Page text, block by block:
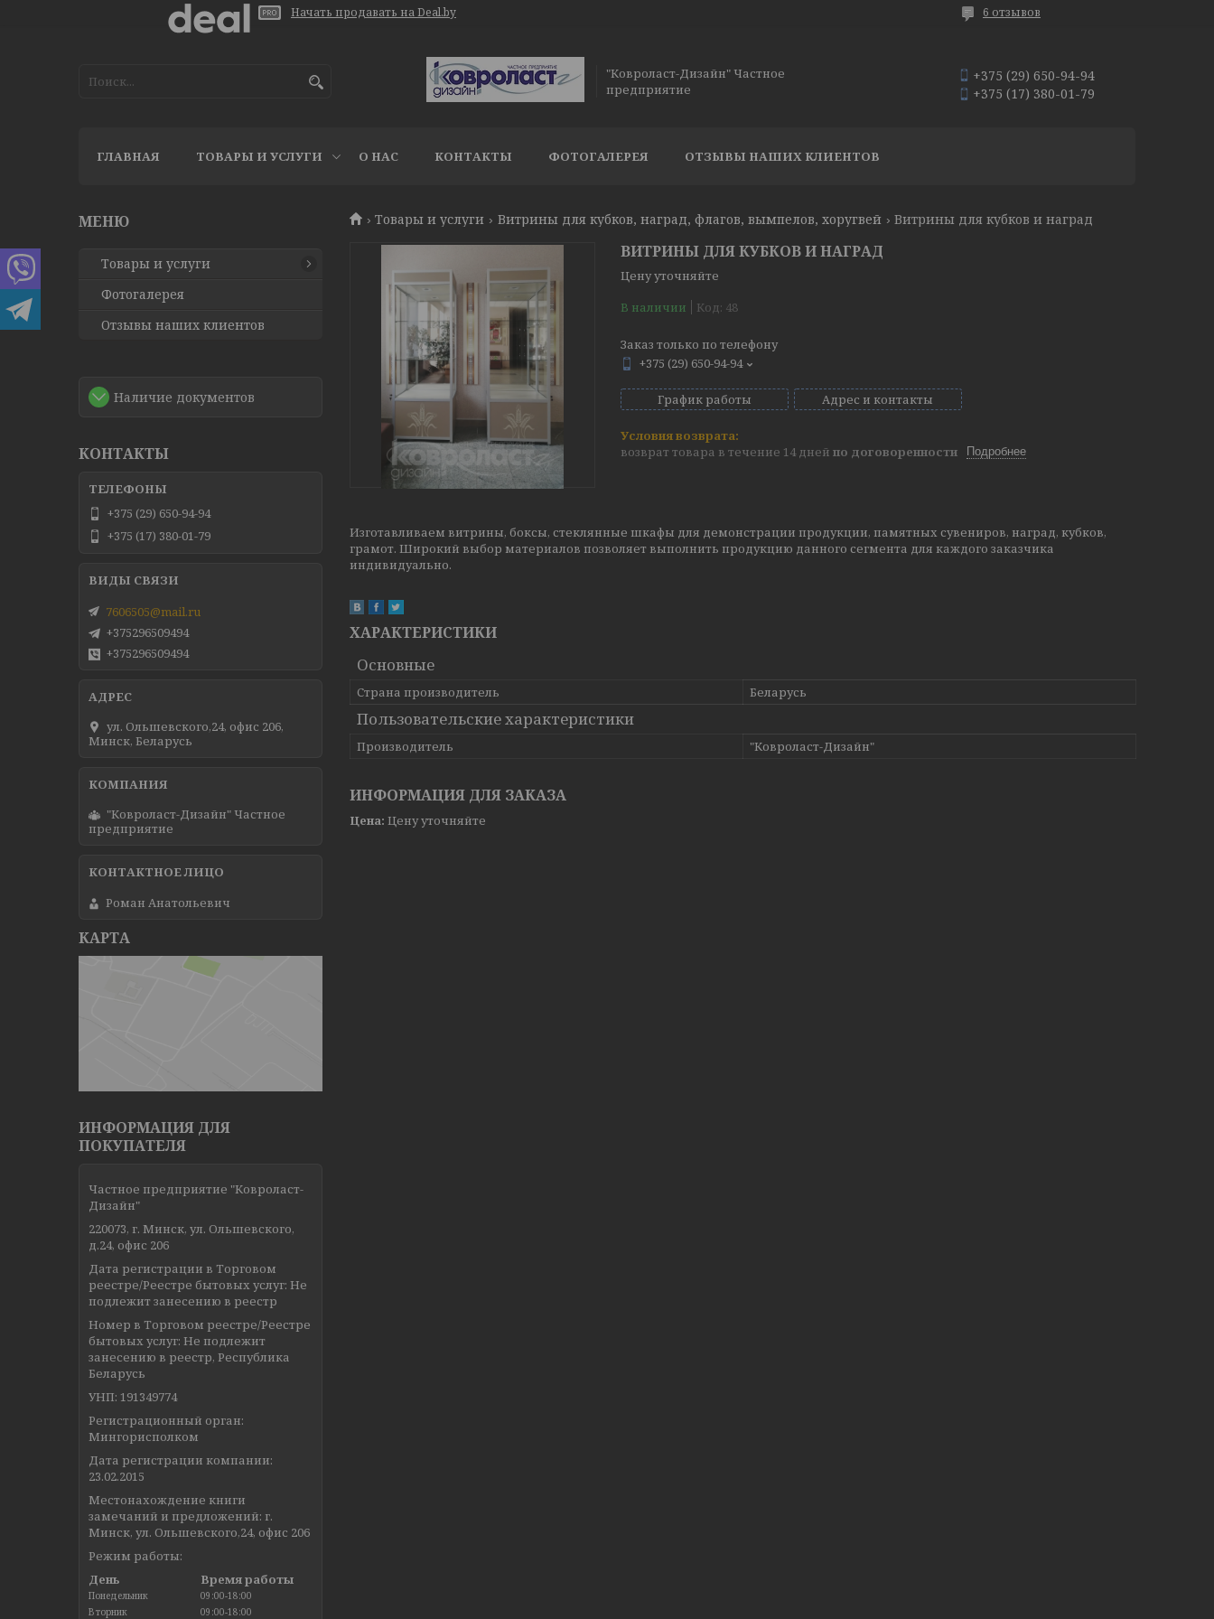
Начать продавать на Deal.by 6 отзывов
"Ковроласт-Дизайн" Частное
предприятие
+375 (29) 650-94-94
+375 (17) 380-01-79
ГЛАВНАЯ ТОВАРЫ И УСЛУГИ О НАС КОНТАКТЫ ФОТОГАЛЕРЕЯ ОТЗЫВЫ НАШИХ КЛИЕНТОВ
Товары и услуги Витрины для кубков, наград, флагов, вымпелов, хоругвей Витрины для кубков и наград
ВИТРИНЫ ДЛЯ КУБКОВ И НАГРАД
Цену уточняйте
В наличии
Код: 48
Заказ только по телефону
+375 (29) 650-94-94
График работы Адрес и контакты
возврат товара в течение 14 дней по договоренности Подробнее
Изготавливаем витрины, боксы, стеклянные шкафы для демонстрации продукции, памятных сувениров, наград, кубков,
грамот. Широкий выбор материалов позволяет выполнить продукцию данного сегмента для каждого заказчика
индивидуально.
ХАРАКТЕРИСТИКИ
Основные
Страна производитель Беларусь
Пользовательские характеристики
Производитель "Ковроласт-Дизайн"
ИНФОРМАЦИЯ ДЛЯ ЗАКАЗА
Цена: Цену уточняйте
Товары и услуги
Фотогалерея
Отзывы наших клиентов
Наличие документов
КОНТАКТЫ
+375 (29) 650-94-94
+375 (17) 380-01-79
7606505@mail.ru
+375296509494
+375296509494
ул. Ольшевского,24, офис 206,
Минск, Беларусь
"Ковроласт-Дизайн" Частное
предприятие
Роман Анатольевич
КАРТА
ИНФОРМАЦИЯ ДЛЯ
ПОКУПАТЕЛЯ
Частное предприятие "Ковроласт-
Дизайн"
220073, г. Минск, ул. Ольшевского,
д.24, офис 206
Дата регистрации в Торговом
реестре/Реестре бытовых услуг: Не
подлежит занесению в реестр
Номер в Торговом реестре/Реестре
бытовых услуг: Не подлежит
занесению в реестр, Республика
Беларусь
УНП: 191349774
Регистрационный орган:
Мингорисполком
Дата регистрации компании:
23.02.2015
Местонахождение книги
замечаний и предложений: г.
Минск, ул. Ольшевского,24, офис 206
Режим работы:
День
Время работы
Понедельник
09:00-18:00
Вторник
09:00-18:00